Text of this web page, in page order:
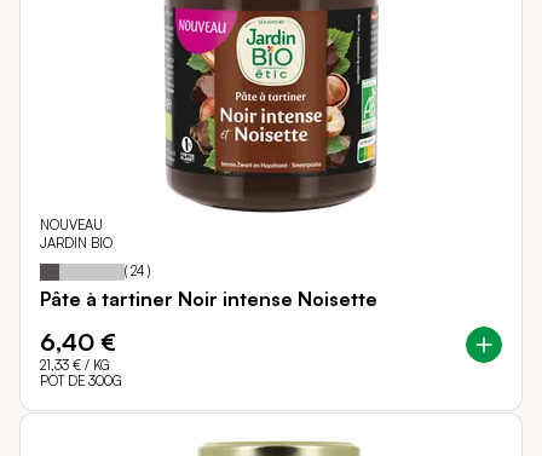
NOUVEAU
JARDIN BIO
Notation: 23
% of
( 24 )
Pâte à tartiner Noir intense Noisette
6,40 €
21,33 € / KG
POT DE 300G